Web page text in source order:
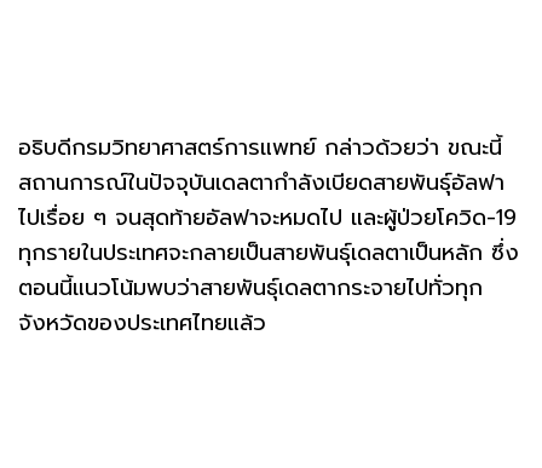
อธิบดีกรมวิทยาศาสตร์การแพทย์ กล่าวด้วยว่า ขณะนี้
สถานการณ์ในปัจจุบันเดลตากำลังเบียดสายพันธุ์อัลฟา
ไปเรื่อย ๆ จนสุดท้ายอัลฟาจะหมดไป และผู้ป่วยโควิด-19
ทุกรายในประเทศจะกลายเป็นสายพันธุ์เดลตาเป็นหลัก ซึ่ง
ตอนนี้แนวโน้มพบว่าสายพันธุ์เดลตากระจายไปทั่วทุก
จังหวัดของประเทศไทยแล้ว